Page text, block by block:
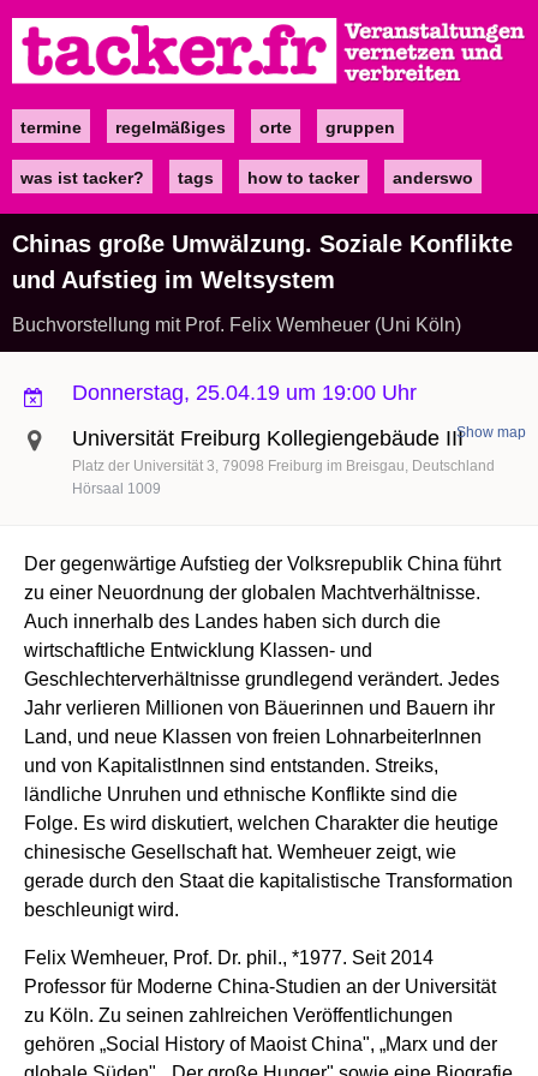
zum
Inhalt
Maintermine regelmäßiges orte gruppen
was ist tacker? tags how to tacker anderswo
Chinas große Umwälzung. Soziale Konflikte
und Aufstieg im Weltsystem
Buchvorstellung mit Prof. Felix Wemheuer (Uni Köln)
Donnerstag, 25.04.19 um 19:00 Uhr
Universität Freiburg Kollegiengebäude III
Platz der Universität 3 79098 Freiburg im Breisgau Deutschland
Show map
Hörsaal 1009
Der gegenwärtige Aufstieg der Volksrepublik China führt
zu einer Neuordnung der globalen Machtverhältnisse.
Auch innerhalb des Landes haben sich durch die
wirtschaftliche Entwicklung Klassen- und
Geschlechterverhältnisse grundlegend verändert. Jedes
Jahr verlieren Millionen von Bäuerinnen und Bauern ihr
Land, und neue Klassen von freien LohnarbeiterInnen
und von KapitalistInnen sind entstanden. Streiks,
ländliche Unruhen und ethnische Konflikte sind die
Folge. Es wird diskutiert, welchen Charakter die heutige
chinesische Gesellschaft hat. Wemheuer zeigt, wie
gerade durch den Staat die kapitalistische Transformation
beschleunigt wird.
Felix Wemheuer, Prof. Dr. phil., *1977. Seit 2014
Professor für Moderne China-Studien an der Universität
zu Köln. Zu seinen zahlreichen Veröffentlichungen
gehören „Social History of Maoist China", „Marx und der